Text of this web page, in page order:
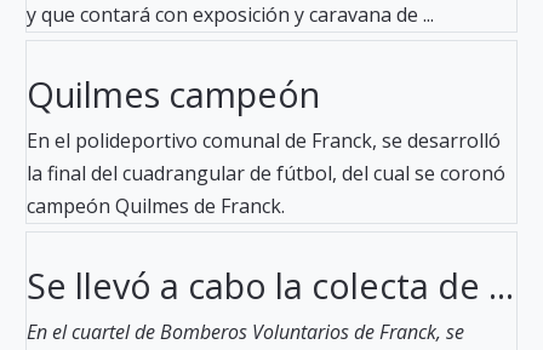
y que contará con exposición y caravana de ...
Quilmes campeón
En el polideportivo comunal de Franck, se desarrolló
la final del cuadrangular de fútbol, del cual se coronó
campeón Quilmes de Franck.
Se llevó a cabo la colecta de ...
En el cuartel de Bomberos Voluntarios de Franck, se